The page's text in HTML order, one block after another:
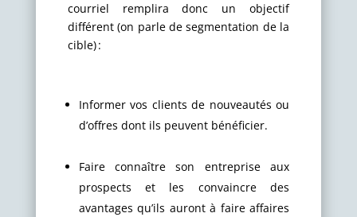
courriel remplira donc un objectif
différent (on parle de segmentation de la
cible) :
Informer vos clients de nouveautés ou
d’offres dont ils peuvent bénéficier.
Faire connaître son entreprise aux
prospects et les convaincre des
avantages qu’ils auront à faire affaires